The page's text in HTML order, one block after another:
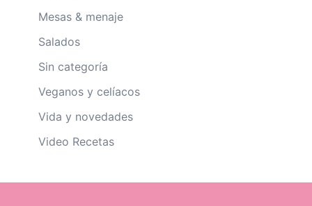
Mesas & menaje
Salados
Sin categoría
Veganos y celíacos
Vida y novedades
Video Recetas